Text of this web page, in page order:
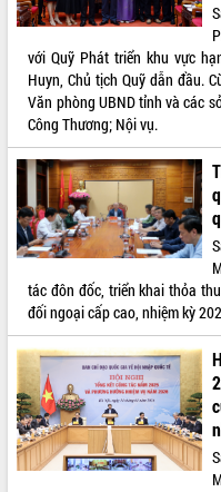
Hội nghị UBND tỉnh Đắk Lắk
Lễ truy tặng danh hiệu “Bà Mẹ Việt
Nam Anh hùng” và trao Huân
Lao động
UBND tỉnh Đắk Lắk triển khai nhiệm
vụ 6 tháng cuối năm 2026
Kỳ họp thứ Hai, Hội đồng nhân dân
tỉnh khóa XI quyết nghị nhiều nội dung
quan trọng
Bí thư Tỉnh ủy Lương Nguyễn Minh
Triết thăm, tặng quà người có công
cách mạng
Rà soát, hoàn thiện hệ thống thiết
văn hóa, thể thao đáp ứng yêu cầu
phát triển mới
Thường trực HĐND tỉnh Đắk Lắk
mặt Đoàn chuyên gia y tế TP. Hồ Chí
Minh
Lễ truy điệu và an táng hài cốt liệt
ALBUM ẢNH
LIÊN KẾT WEB
THỐNG KÊ TRUY CẬP
với Quỹ Phát triển khu vực
Huyn, Chủ tịch Quỹ dẫn đầu.
Văn phòng UBND tỉnh và các
Công Thương; Nội vụ.
tác đôn đốc, triển khai thỏa
đối ngoại cấp cao, nhiệm kỳ